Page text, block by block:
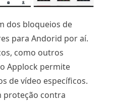
dos bloqueios de
para Andorid por aí.
como outros
Applock permite
de vídeo específicos.
proteção contra